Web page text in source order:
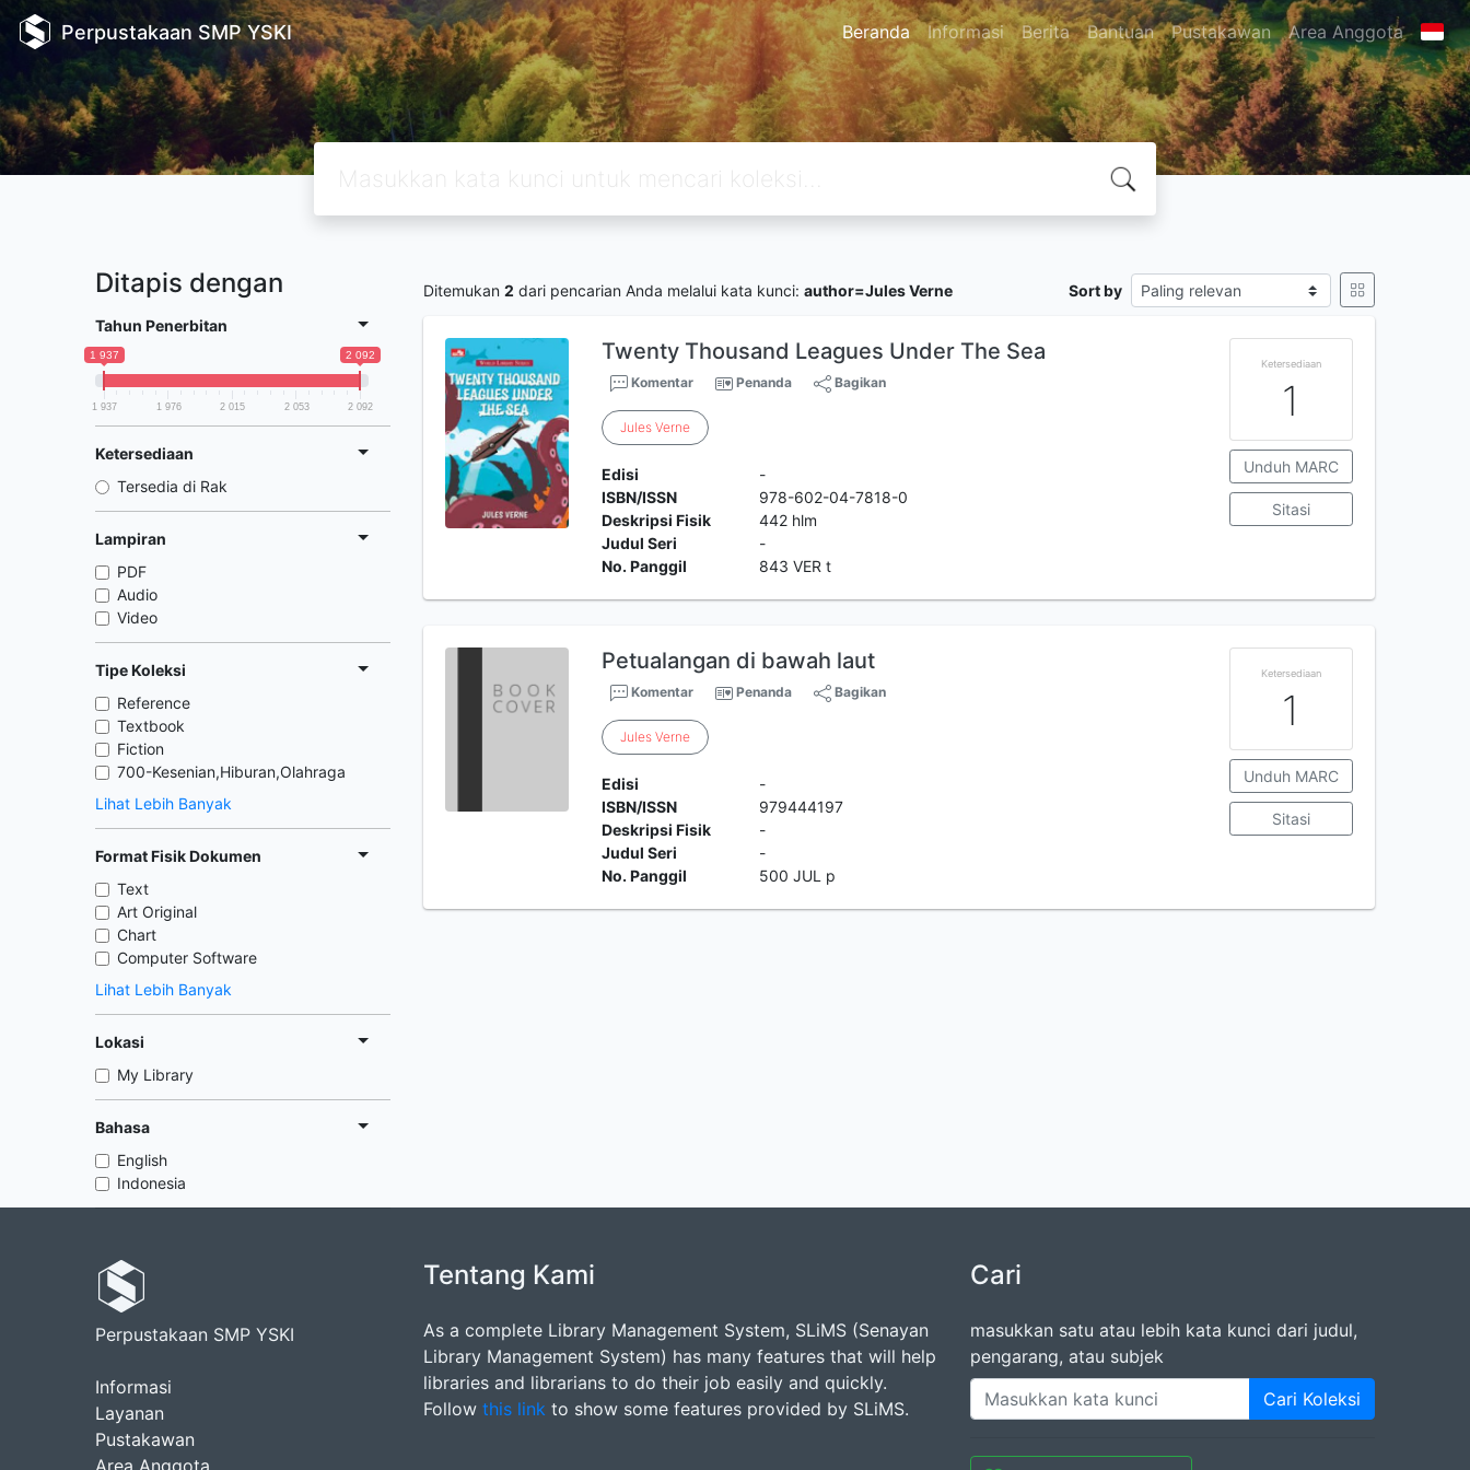
Perpustakaan SMP YSKI Beranda Informasi Berita Bantuan Pustakawan Area Anggota
Ditapis dengan
Tahun Penerbitan
1 937 2 092
1 937 1 976 2 015 2 053 2 092
Ketersediaan
Tersedia di Rak
Lampiran
PDF
Audio
Video
Tipe Koleksi
Reference
Textbook
Fiction
700-Kesenian,Hiburan,Olahraga
Lihat Lebih Banyak
Format Fisik Dokumen
Text
Art Original
Chart
Computer Software
Lihat Lebih Banyak
Lokasi
My Library
Bahasa
English
Indonesia
Ditemukan 2 dari pencarian Anda melalui kata kunci: author=Jules Verne Sort by
Twenty Thousand Leagues Under The Sea
Komentar Penanda Bagikan
Jules Verne
Edisi
-
ISBN/ISSN
978-602-04-7818-0
Deskripsi Fisik
442 hlm
Judul Seri
-
No. Panggil
843 VER t
Ketersediaan
1
Unduh MARC
Sitasi
Petualangan di bawah laut
Komentar Penanda Bagikan
Jules Verne
Edisi
-
ISBN/ISSN
979444197
Deskripsi Fisik
-
Judul Seri
-
No. Panggil
500 JUL p
Ketersediaan
1
Unduh MARC
Sitasi
Perpustakaan SMP YSKI
Informasi
Layanan
Pustakawan
Area Anggota
Tentang Kami
As a complete Library Management System, SLiMS (Senayan
Library Management System) has many features that will help
libraries and librarians to do their job easily and quickly.
Follow this link to show some features provided by SLiMS.
Cari
masukkan satu atau lebih kata kunci dari judul,
pengarang, atau subjek
Cari Koleksi